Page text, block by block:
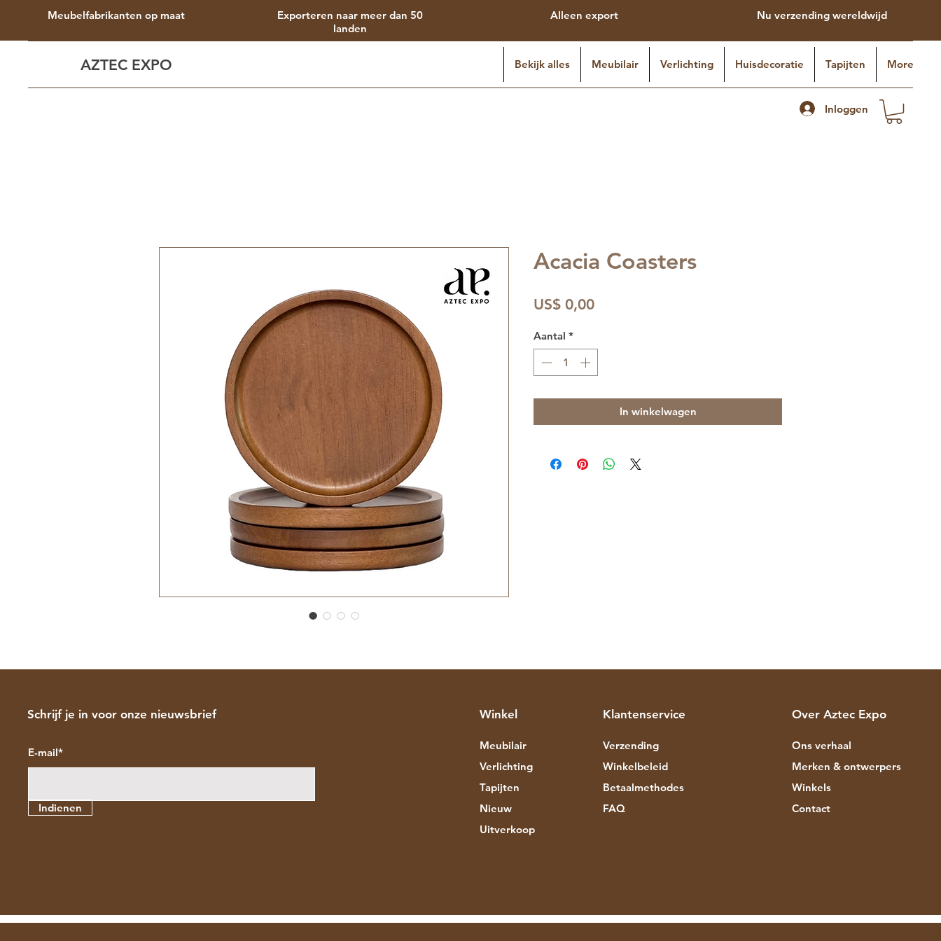
Meubelfabrikanten op maat
Exporteren naar meer dan 50
landen
Alleen export Nu verzending wereldwijd
AZTEC EXPO Bekijk alles Meubilair Verlichting Huisdecoratie Tapijten More
Inloggen
Acacia Coasters
US$ 0,00Prijs
Aantal *
In winkelwagen
Schrijf je in voor onze nieuwsbrief
E-mail*
Indienen
Winkel
Meubilair
Verlichting
Tapijten
Nieuw
Uitverkoop
Klantenservice
Verzending
Winkelbeleid
Betaalmethodes
FAQ
Over Aztec Expo
Ons verhaal
Merken & ontwerpers
Winkels
Contact